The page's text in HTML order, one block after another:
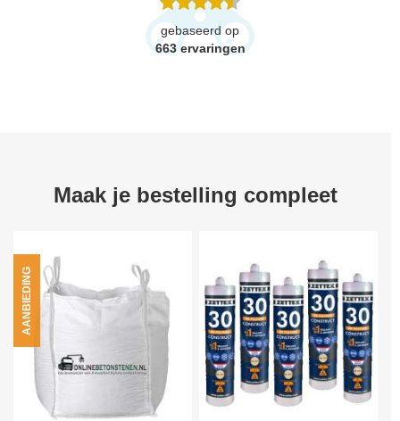
gebaseerd op
663 ervaringen
Maak je bestelling compleet
AANBIEDING